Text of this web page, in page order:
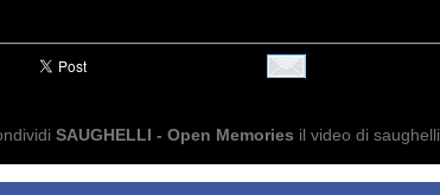
SAUGHELLI - Open Memories il video di saughelli